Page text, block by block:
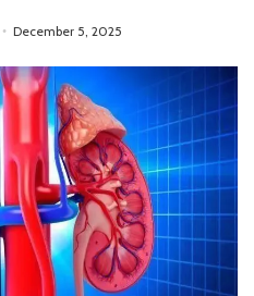
December 5, 2025